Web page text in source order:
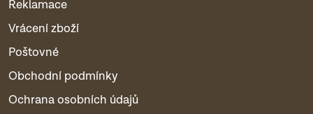
Reklamace
Vrácení zboží
Poštovné
Obchodní podmínky
Ochrana osobních údajů